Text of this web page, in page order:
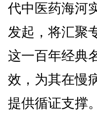
代中医药海河
发起，将汇聚
这一百年经典
效，为其在慢
提供循证支撑。